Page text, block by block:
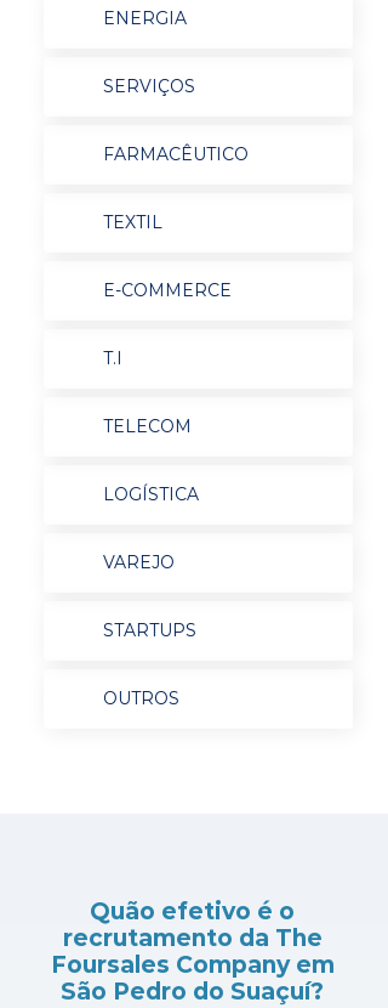
ENERGIA
SERVIÇOS
FARMACÊUTICO
TEXTIL
E-COMMERCE
T.I
TELECOM
LOGÍSTICA
VAREJO
STARTUPS
OUTROS
Quão efetivo é o
recrutamento da The
Foursales Company em
São Pedro do Suaçuí?